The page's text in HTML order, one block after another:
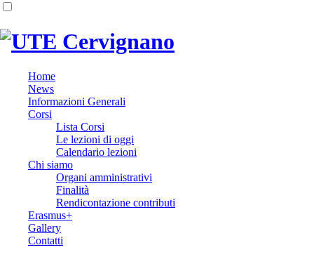
Home
News
Informazioni Generali
Corsi
Lista Corsi
Le lezioni di oggi
Calendario lezioni
Chi siamo
Organi amministrativi
Finalità
Rendicontazione contributi
Erasmus+
Gallery
Contatti